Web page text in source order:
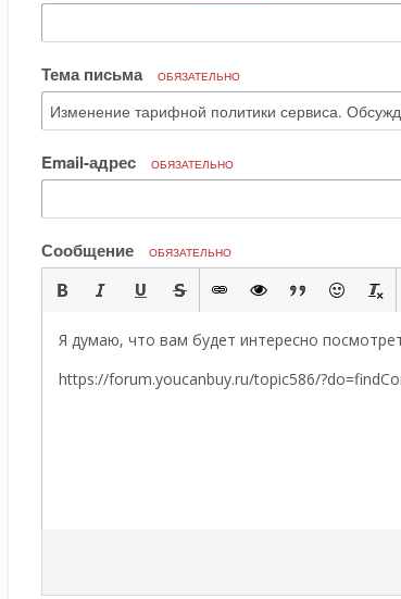
Тема письма ОБЯЗАТЕЛЬНО
Email-адрес ОБЯЗАТЕЛЬНО
Сообщение ОБЯЗАТЕЛЬНО
Я думаю, что вам будет интересно
https://forum.youcanbuy.ru/topic586/